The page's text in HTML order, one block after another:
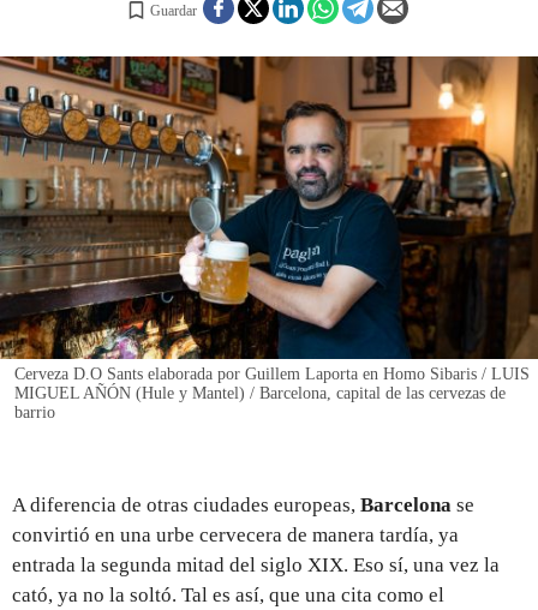
REGISTRO
INICIAR SESIÓN
Guardar
Cerveza D.O Sants elaborada por Guillem Laporta en Homo Sibaris / LUIS
MIGUEL AÑÓN (Hule y Mantel) / Barcelona, capital de las cervezas de
barrio
A diferencia de otras ciudades europeas, Barcelona se
convirtió en una urbe cervecera de manera tardía, ya
entrada la segunda mitad del siglo XIX. Eso sí, una vez la
cató, ya no la soltó. Tal es así, que una cita como el